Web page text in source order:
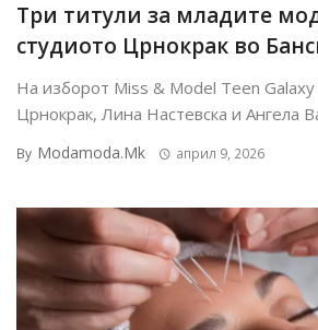
Tри титули за младите
студиото Црнокрак во
На изборот Miss & Model Teen
Црнокрак, Лина Настевска и Ангела
By Modamoda.mk април 9, 2026